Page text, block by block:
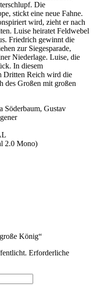
Die
stickt eine neue Fahne.
wird, zieht er nach
Luise heiratet Feldwebel
Friedrich gewinnt die
zur Siegesparade,
Niederlage. Luise, die
In diesem
Dritten Reich wird die
des Großen mit großen
Söderbaum, Gustav
2.0 Mono)
König“
Erforderliche